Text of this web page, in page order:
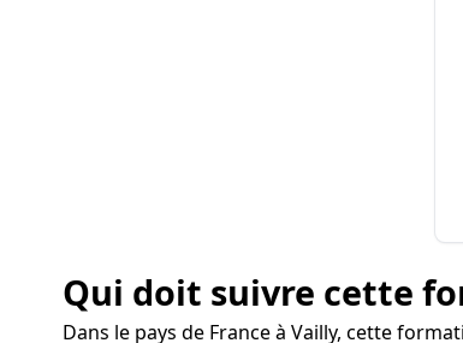
Qui doit suivre cette
Dans le pays de France à Vailly, cette